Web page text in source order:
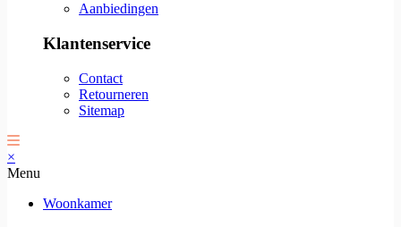
Aanbiedingen
Klantenservice
Contact
Retourneren
Sitemap
×
Menu
Woonkamer